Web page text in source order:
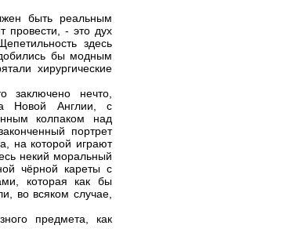
быть реальным
провести, - это дух
здесь
бы модным
хирургические
нечто,
Новой Англии, с
колпаком над
портрет
на которой играют
некий моральный
чёрной кареты с
которая как бы
во всяком случае,
предмета, как